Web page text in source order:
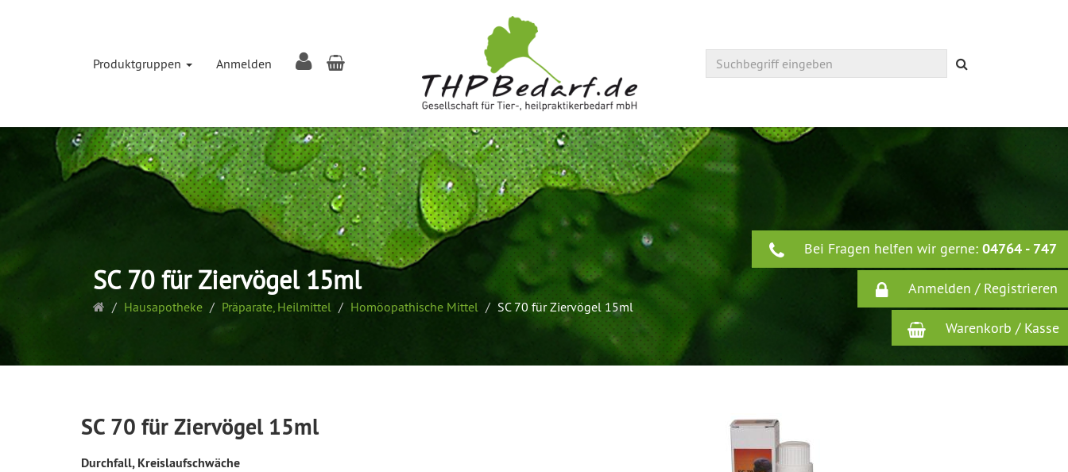
Produktgruppen Anmelden Warenkorb
Bei Fragen helfen wir gerne: 04764 - 747
Anmelden / Registrieren
Warenkorb / Kasse
SC 70 für Ziervögel 15ml
Startseite
Hausapotheke Präparate, Heilmittel Homöopathische Mittel SC 70 für Ziervögel 15ml
SC 70 für Ziervögel 15ml
Durchfall, Kreislaufschwäche